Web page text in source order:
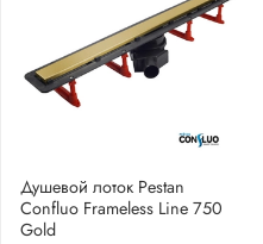
Душевой лоток Pestan
Confluo Frameless Line 750
Gold